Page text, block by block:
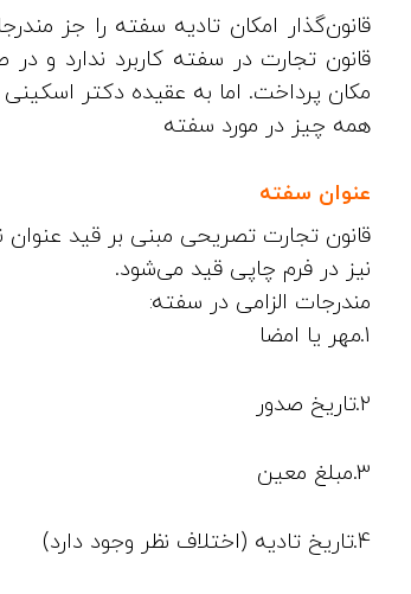
قانون تجارت در سفته کاربرد ندارد و
مکان پرداخت. اما به عقیده دکتر
همه چیز در مورد سفته
عنوان سفته
قانون تجارت تصریحی مبنی بر قید
نیز در فرم چاپی قید می‌شود.
مندرجات الزامی در سفته:
1.مهر یا امضا
2.تاریخ صدور
3.مبلغ معین
4.تاریخ تادیه (اختلاف نظر وجود دارد)